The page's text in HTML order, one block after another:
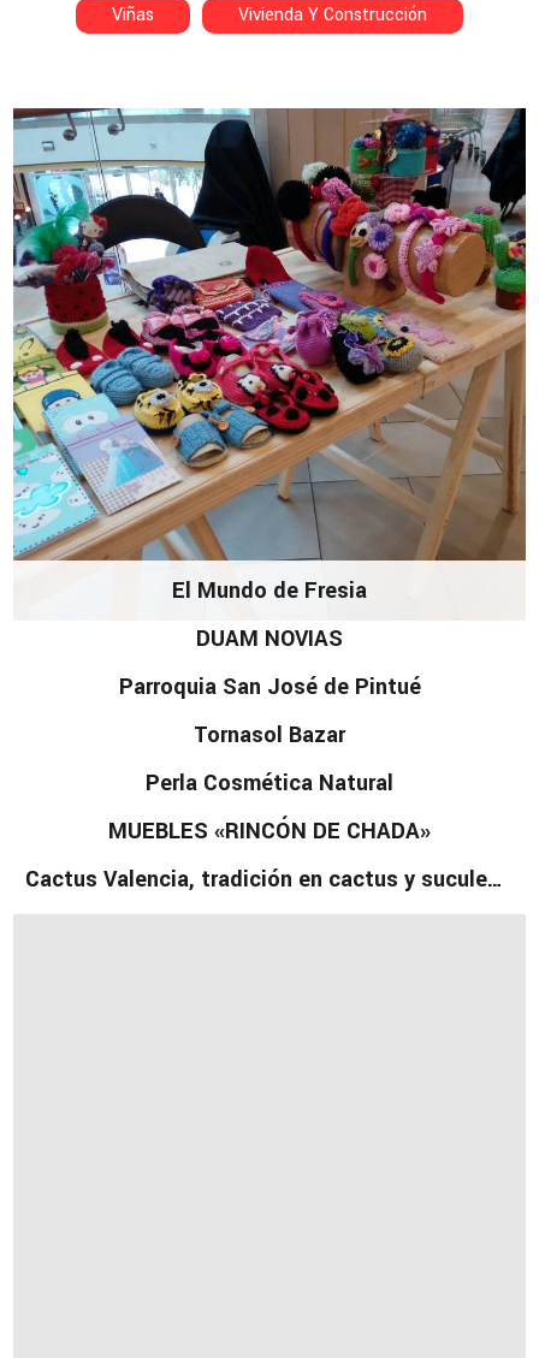
Viñas Vivienda Y Construcción
El Mundo de Fresia
DUAM NOVIAS
Parroquia San José de Pintué
Tornasol Bazar
Perla Cosmética Natural
MUEBLES «RINCÓN DE CHADA»
Cactus Valencia, tradición en cactus y suculentas